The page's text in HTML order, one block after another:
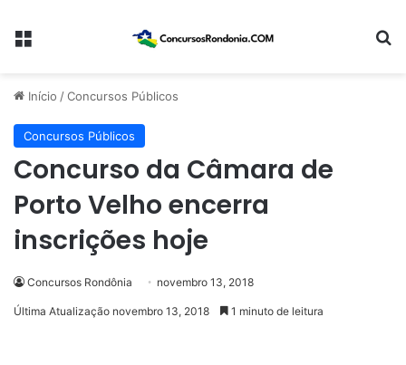
Menu
Início /Concursos Públicos
Concursos Públicos
Concurso da Câmara de
Porto Velho encerra
inscrições hoje
Concursos Rondônia novembro 13, 2018
Última Atualização novembro 13, 2018 1 minuto de leitura